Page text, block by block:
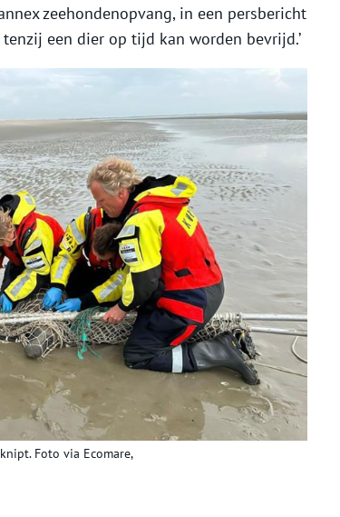
zeehondenopvang, in een persbericht
een dier op tijd kan worden bevrijd.’
Foto via Ecomare,